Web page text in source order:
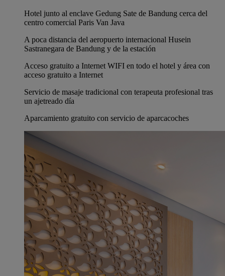
Hotel junto al enclave Gedung Sate de Bandung cerca del
centro comercial Paris Van Java
A poca distancia del aeropuerto internacional Husein
Sastranegara de Bandung y de la estación
Acceso gratuito a Internet WIFI en todo el hotel y área con
acceso gratuito a Internet
Servicio de masaje tradicional con terapeuta profesional tras
un ajetreado día
Aparcamiento gratuito con servicio de aparcacoches